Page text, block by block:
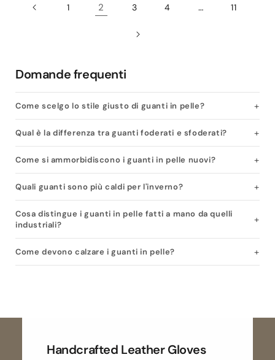
1 2 3 4 … 11
Domande frequenti
Come scelgo lo stile giusto di guanti in pelle?
Qual è la differenza tra guanti foderati e sfoderati?
Come si ammorbidiscono i guanti in pelle nuovi?
Quali guanti sono più caldi per l'inverno?
Cosa distingue i guanti in pelle fatti a mano da quelli
industriali?
Come devono calzare i guanti in pelle?
Handcrafted Leather Gloves